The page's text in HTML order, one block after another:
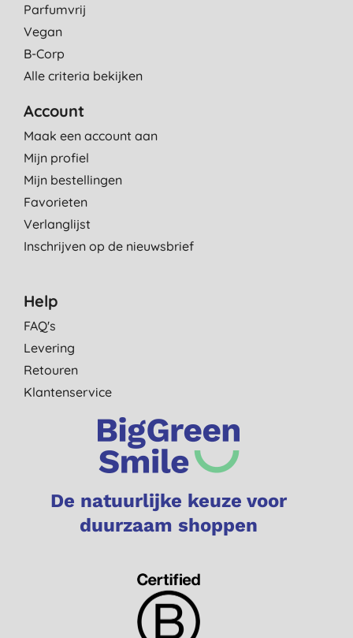
Parfumvrij
Vegan
B-Corp
Alle criteria bekijken
Account
Maak een account aan
Mijn profiel
Mijn bestellingen
Favorieten
Verlanglijst
Inschrijven op de nieuwsbrief
Help
FAQ's
Levering
Retouren
Klantenservice
De natuurlijke keuze voor
duurzaam shoppen